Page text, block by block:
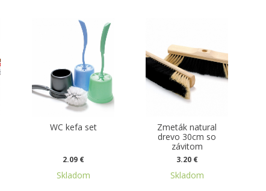
WC kefa set
2.09 €
Skladom
Zmeták natural
drevo 30cm so
závitom
3.20 €
Skladom